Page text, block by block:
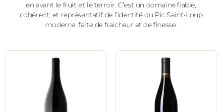
en avant le fruit et le terroir. C’est un domaine fiable,
cohérent, et représentatif de l’identité du Pic Saint-Loup
moderne, faite de fraicheur et de finesse.